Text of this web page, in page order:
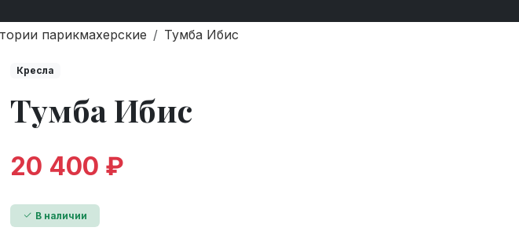
парикмахерские Тумба Ибис
Кресла
Тумба Ибис
20 400 ₽
В наличии